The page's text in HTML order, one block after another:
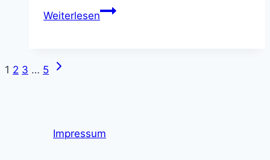
WeiterlesenNägel
abschrecken
Seitennavigation
1 2 3 … 5
Nächste
Impressum